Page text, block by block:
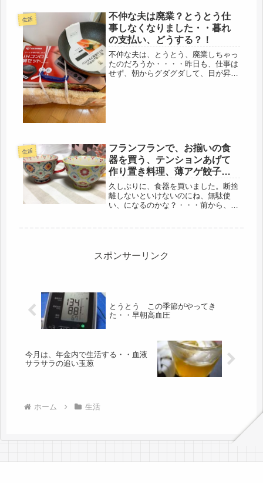
生活
不仲な夫は廃業？とうとう仕
事しなくなりました・・暮れ
の支払い、どうする？！
不仲な夫は、とうとう、廃業しちゃっ
たのだろうか・・・・昨日も、仕事は
せず、朝からグダグダして、日が昇っ
生活
フランフランで、お揃いの食
器を買う、テンションあげて
作り置き料理、薄アゲ餃子・
ピーマン肉詰め・オクラ巻き
（笑）
久しぶりに、食器を買いました。断捨
離しないといけないのにね、無駄使
い、になるのかな？・・・前から、大
割り...
スポンサーリンク
とうとう この季節がやってき
た・・早朝高血圧
今月は、年金内で生活する・・血液
サラサラの追い玉葱
ホーム 生活